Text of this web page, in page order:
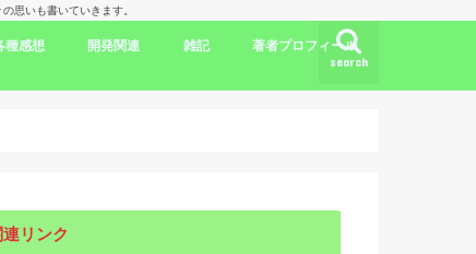
思いも書いていきます。
search
マ出演情報
種感想
海外劇評
KDP
評
記
開発関連
開発言語
iPhone/Mac
WordPress
Ubuntu
集合知/人工知能
雑記
日本
アメリカ
韓国
中国
著者プロフィール
連リンク